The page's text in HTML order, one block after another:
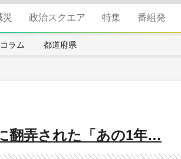
政治スクエア 特集 番組発
コラム 都道府県
翻弄された「あの1年…